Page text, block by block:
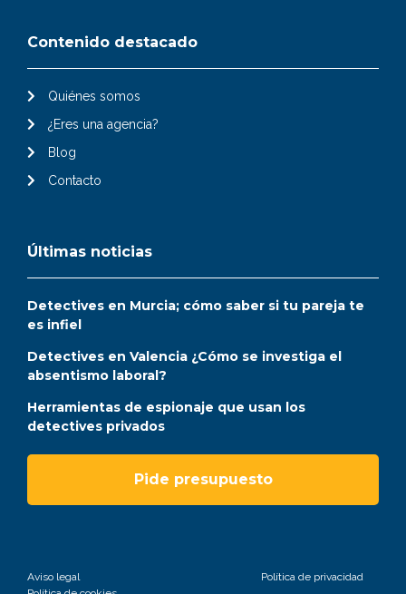
Contenido destacado
Quiénes somos
¿Eres una agencia?
Blog
Contacto
Últimas noticias
Detectives en Murcia; cómo saber si tu pareja te
es infiel
Detectives en Valencia ¿Cómo se investiga el
absentismo laboral?
Herramientas de espionaje que usan los
detectives privados
Pide presupuesto
Aviso legal
Política de privacidad